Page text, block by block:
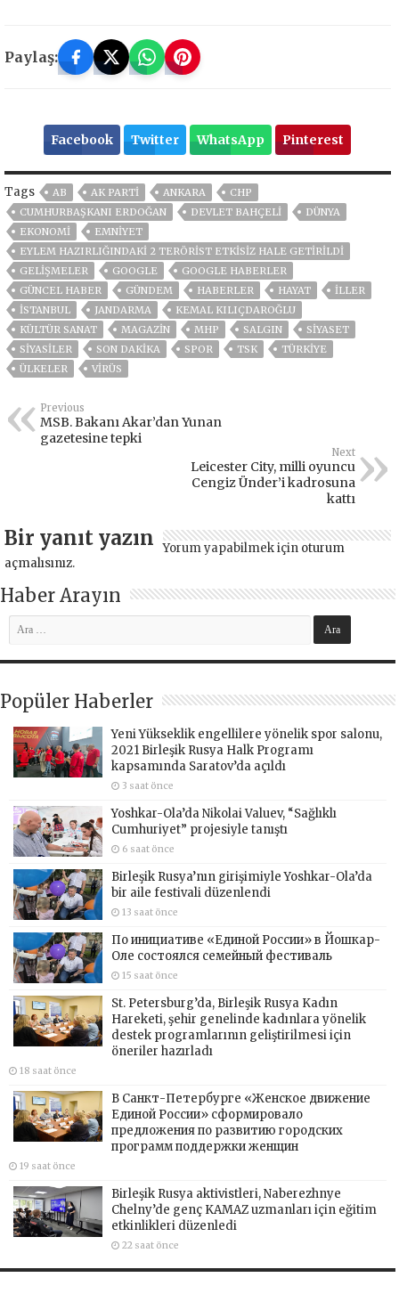
Paylaş:
Facebook Twitter WhatsApp Pinterest
Tags AB AK PARTİ ANKARA
CHP
CUMHURBAŞKANI ERDOĞAN
DEVLET BAHÇELİ
DÜNYA
EKONOMİ
EMNİYET
EYLEM HAZIRLIĞINDAKI 2 TERÖRIST ETKISIZ HALE GETIRILDI
GELIŞMELER
GOOGLE
GOOGLE HABERLER
GÜNCEL HABER
GÜNDEM HABERLER HAYAT
İLLER
ISTANBUL
JANDARMA
KEMAL KILIÇDAROĞLU
KÜLTÜR SANAT
MAGAZİN MHP SALGIN
SİYASET
SİYASİLER
SON DAKIKA SPOR TSK
TÜRKİYE
ÜLKELER
VIRÜS
Previous
MSB. Bakanı Akar’dan Yunan
gazetesine tepki
Next
Leicester City, milli oyuncu
Cengiz Ünder’i kadrosuna
kattı
Bir yanıt yazın Yorum yapabilmek için oturum
açmalısınız.
Haber Arayın
Popüler Haberler
Yeni Yükseklik engellilere yönelik spor salonu,
2021 Birleşik Rusya Halk Programı
kapsamında Saratov’da açıldı
3 saat önce
Yoshkar-Ola’da Nikolai Valuev, “Sağlıklı
Cumhuriyet” projesiyle tanıştı
6 saat önce
Birleşik Rusya’nın girişimiyle Yoshkar-Ola’da
bir aile festivali düzenlendi
13 saat önce
По инициативе «Единой России» в Йошкар-
Оле состоялся семейный фестиваль
15 saat önce
St. Petersburg’da, Birleşik Rusya Kadın
Hareketi, şehir genelinde kadınlara yönelik
destek programlarının geliştirilmesi için
öneriler hazırladı
18 saat önce
В Санкт-Петербурге «Женское движение
Единой России» сформировало
предложения по развитию городских
программ поддержки женщин
19 saat önce
Birleşik Rusya aktivistleri, Naberezhnye
Chelny’de genç KAMAZ uzmanları için eğitim
etkinlikleri düzenledi
22 saat önce